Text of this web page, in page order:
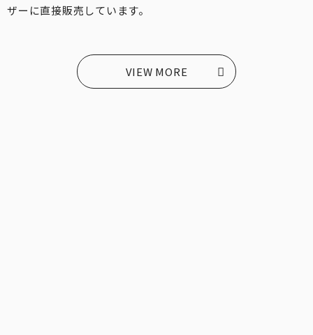
ザーに直接販売しています。
VIEW MORE